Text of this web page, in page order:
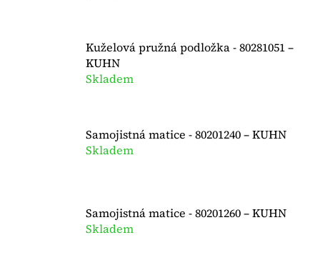
Kuželová pružná podložka - 80281051 –
KUHN
Skladem
Samojistná matice - 80201240 – KUHN
Skladem
Samojistná matice - 80201260 – KUHN
Skladem